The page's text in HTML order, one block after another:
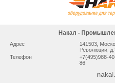
Накал -
Адрес
141503,
Рeвoлюции,
Телефон
+7(495)988-
86